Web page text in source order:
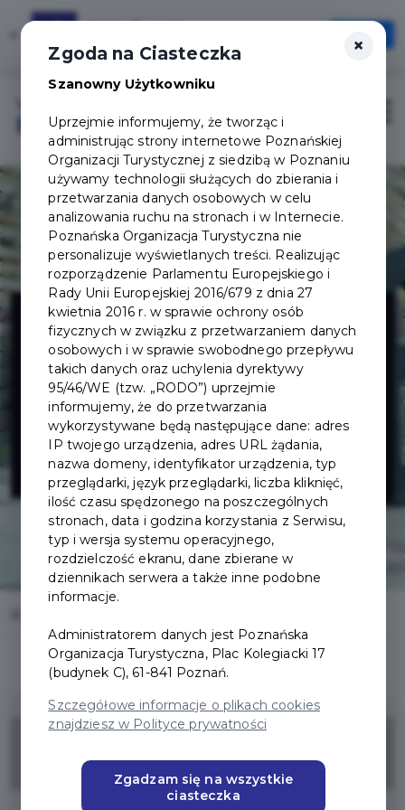
Szybciej, wygodniej, zawsze pod ręką
Otwórz
Login/Rejestracja
Muzeum
Powstania
Poznańskiego -
Czerwiec 1956
wstęp bezpłatny
×
Zgoda na Ciasteczka
Szanowny Użytkowniku
Uprzejmie informujemy, że tworząc i
administrując strony internetowe Poznańskiej
Organizacji Turystycznej z siedzibą w Poznaniu
używamy technologii służących do zbierania i
przetwarzania danych osobowych w celu
analizowania ruchu na stronach i w Internecie.
Poznańska Organizacja Turystyczna nie
personalizuje wyświetlanych treści. Realizując
rozporządzenie Parlamentu Europejskiego i
Rady Unii Europejskiej 2016/679 z dnia 27
kwietnia 2016 r. w sprawie ochrony osób
fizycznych w związku z przetwarzaniem danych
osobowych i w sprawie swobodnego przepływu
takich danych oraz uchylenia dyrektywy
95/46/WE (tzw. „RODO”) uprzejmie
informujemy, że do przetwarzania
wykorzystywane będą następujące dane: adres
IP twojego urządzenia, adres URL żądania,
nazwa domeny, identyfikator urządzenia, typ
przeglądarki, język przeglądarki, liczba kliknięć,
ilość czasu spędzonego na poszczególnych
stronach, data i godzina korzystania z Serwisu,
typ i wersja systemu operacyjnego,
rozdzielczość ekranu, dane zbierane w
dziennikach serwera a także inne podobne
informacje.
Administratorem danych jest Poznańska
Organizacja Turystyczna, Plac Kolegiacki 17
(budynek C), 61-841 Poznań.
Szczegółowe informacje o plikach cookies
znajdziesz w Polityce prywatności
Zgadzam się na wszystkie
ciasteczka